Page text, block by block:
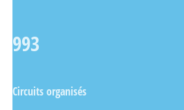
993
Circuits organisés